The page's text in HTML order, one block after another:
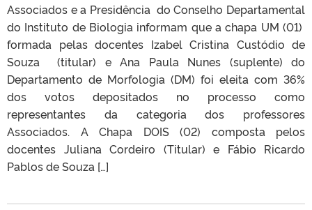
Associados e a Presidência do Conselho Departamental
do Instituto de Biologia informam que a chapa UM (01)
formada pelas docentes Izabel Cristina Custódio de
Souza (titular) e Ana Paula Nunes (suplente) do
Departamento de Morfologia (DM) foi eleita com 36%
dos votos depositados no processo como
representantes da categoria dos professores
Associados. A Chapa DOIS (02) composta pelos
docentes Juliana Cordeiro (Titular) e Fábio Ricardo
Pablos de Souza […]